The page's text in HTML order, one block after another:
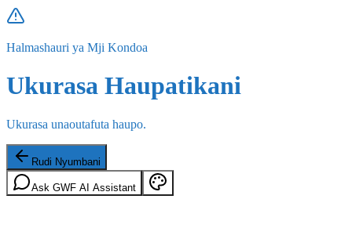
Halmashauri ya Mji Kondoa
Ukurasa Haupatikani
Ukurasa unaoutafuta haupo.
Rudi Nyumbani
Ask GWF AI Assistant